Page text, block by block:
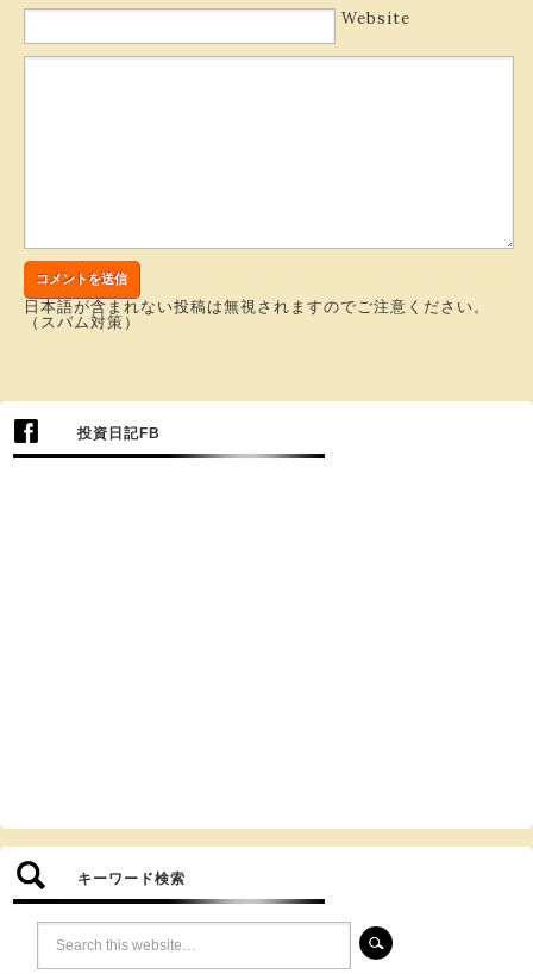
Website
日本語が含まれない投稿は無視されますのでご注意ください。
（スパム対策）
投資日記FB
キーワード検索